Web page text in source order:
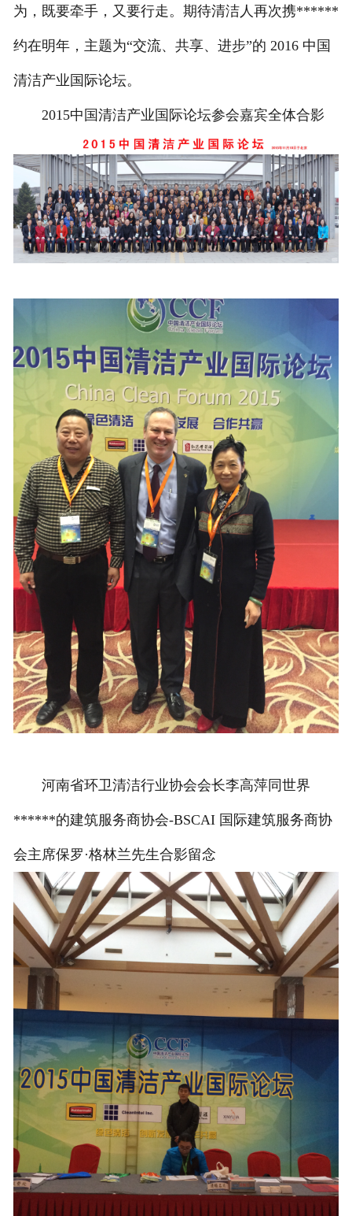
为，既要牵手，又要行走。期待清洁人再次携******
约在明年，主题为“交流、共享、进步”的 2016 中国
清洁产业国际论坛。
2015中国清洁产业国际论坛参会嘉宾全体合影
河南省环卫清洁行业协会会长李高萍同世界
******的建筑服务商协会-BSCAI 国际建筑服务商协
会主席保罗·格林兰先生合影留念